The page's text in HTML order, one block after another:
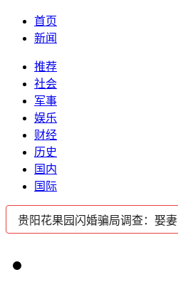
首页
新闻
推荐
社会
军事
娱乐
财经
历史
国内
国际